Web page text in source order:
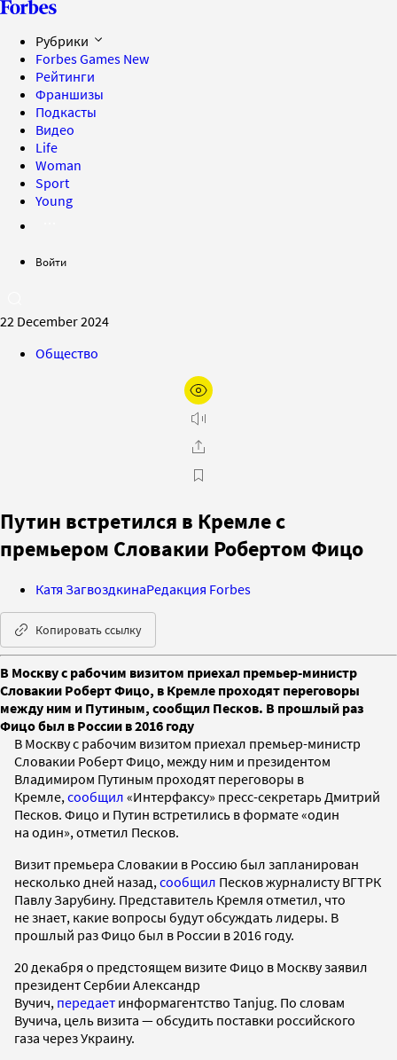
Рубрики
Forbes Games New
Рейтинги
Франшизы
Подкасты
Видео
Life
Woman
Sport
Young
Войти
22 December 2024
Общество
Путин встретился в Кремле с
премьером Словакии Робертом Фицо
Катя ЗагвоздкинаРедакция Forbes
Копировать ссылку
В Москву с рабочим визитом приехал премьер-министр
Словакии Роберт Фицо, в Кремле проходят переговоры
между ним и Путиным, сообщил Песков. В прошлый раз
Фицо был в России в 2016 году
В Москву с рабочим визитом приехал премьер-министр
Словакии Роберт Фицо, между ним и президентом
Владимиром Путиным проходят переговоры в
Кремле, сообщил «Интерфаксу» пресс-секретарь Дмитрий
Песков. Фицо и Путин встретились в формате «один
на один», отметил Песков.
Визит премьера Словакии в Россию был запланирован
несколько дней назад, сообщил Песков журналисту ВГТРК
Павлу Зарубину. Представитель Кремля отметил, что
не знает, какие вопросы будут обсуждать лидеры. В
прошлый раз Фицо был в России в 2016 году.
20 декабря о предстоящем визите Фицо в Москву заявил
президент Сербии Александр
Вучич, передает информагентство Tanjug. По словам
Вучича, цель визита — обсудить поставки российского
газа через Украину.